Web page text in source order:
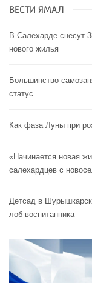
ВЕСТИ ЯМАЛ
В Салехарде снесут
нового жилья
Большинство
статус
Как фаза Луны при
«Начинается новая
салехардцев с
Детсад в
лоб воспитанника